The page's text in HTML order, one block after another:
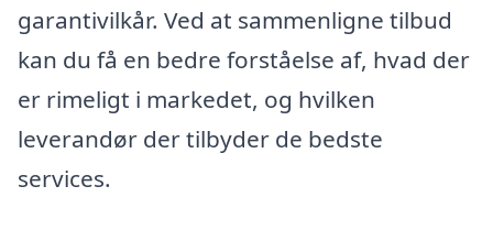
garantivilkår. Ved at sammenligne tilbud
kan du få en bedre forståelse af, hvad der
er rimeligt i markedet, og hvilken
leverandør der tilbyder de bedste
services.